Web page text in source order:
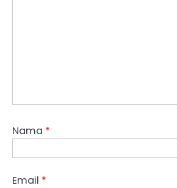
Nama *
Email *